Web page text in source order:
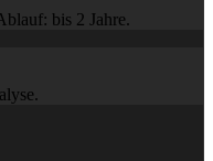
bis 2 Jahre.